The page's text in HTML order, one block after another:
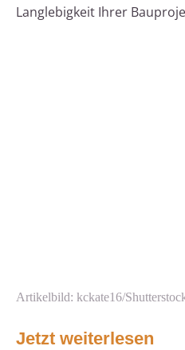
Langlebigkeit Ihrer
Artikelbild: kckate16/
Jetzt weiterlesen